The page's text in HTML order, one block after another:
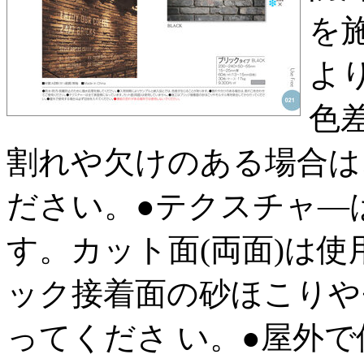
を
よ
色
割れや欠けのある場合
ださい。●テクスチャ―
す。カット面(両面)は
ック接着面の砂ほこり
ってくださ い。●屋外